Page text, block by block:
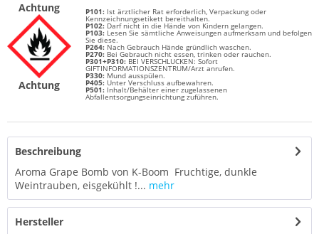
Achtung
Achtung
P101: Ist ärztlicher Rat erforderlich, Verpackung oder
Kennzeichnungsetikett bereithalten.
P102: Darf nicht in die Hände von Kindern gelangen.
P103: Lesen Sie sämtliche Anweisungen aufmerksam und befolgen
Sie diese.
P264: Nach Gebrauch Hände gründlich waschen.
P270: Bei Gebrauch nicht essen, trinken oder rauchen.
P301+P310: BEI VERSCHLUCKEN: Sofort
GIFTINFORMATIONSZENTRUM/Arzt anrufen.
P330: Mund ausspülen.
P405: Unter Verschluss aufbewahren.
P501: Inhalt/Behälter einer zugelassenen
Abfallentsorgungseinrichtung zuführen.
Beschreibung
Aroma Grape Bomb von K-Boom Fruchtige, dunkle
Weintrauben, eisgekühlt !... mehr
Hersteller